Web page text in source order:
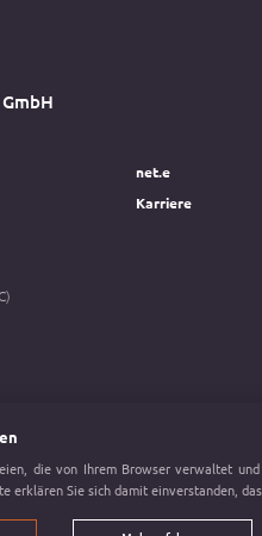
net.e
Karriere
die von Ihrem Browser verwaltet
erklären Sie sich damit einverstanden,